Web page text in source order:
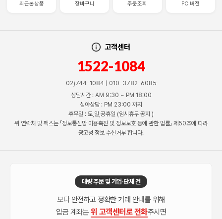
최근본상품 장바구니 주문조회 PC 버전
고객센터
1522-1084
02)744-1084 | 010-3782-6085
상담시간 : AM 9:30 ~ PM 18:00
심야상담 : PM 23:00 까지
휴무일 : 토,일,공휴일 (임시휴무 공지 )
위 연락처 및 팩스는 「정보통신망 이용촉진 및 정보보호 등에 관한 법률」 제50조에 따라
광고성 정보 수신거부 합니다.
대량 주문 및 기업·단체 건
보다 안전하고 정확한 거래 안내를 위해
입금 계좌는 위 고객센터로 전화주시면